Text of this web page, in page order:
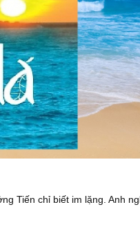
Tiến chỉ biết im lặng. Anh